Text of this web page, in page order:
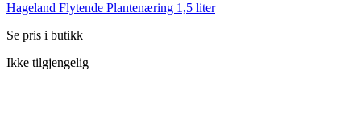
Hageland Flytende Plantenæring 1,5 liter
Se pris i butikk
Ikke tilgjengelig